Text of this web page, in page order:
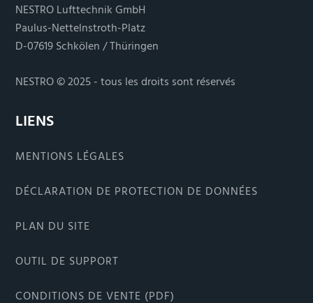
NESTRO Lufttechnik GmbH
Paulus-Nettelnstroth-Platz
D-07619 Schkölen / Thüringen
NESTRO © 2025 - tous les droits sont réservés
LIENS
MENTIONS LÉGALES
DÉCLARATION DE PROTECTION DE DONNÉES
PLAN DU SITE
OUTIL DE SUPPORT
CONDITIONS DE VENTE (PDF)